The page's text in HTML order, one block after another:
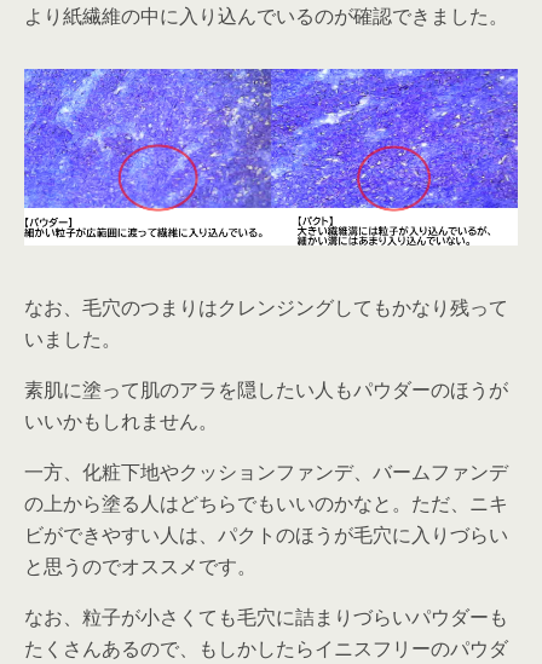
より紙繊維の中に入り込んでいるのが確認できました。
なお、毛穴のつまりはクレンジングしてもかなり残って
いました。
素肌に塗って肌のアラを隠したい人もパウダーのほうが
いいかもしれません。
一方、化粧下地やクッションファンデ、バームファンデ
の上から塗る人はどちらでもいいのかなと。ただ、ニキ
ビができやすい人は、パクトのほうが毛穴に入りづらい
と思うのでオススメです。
なお、粒子が小さくても毛穴に詰まりづらいパウダーも
たくさんあるので、もしかしたらイニスフリーのパウダ